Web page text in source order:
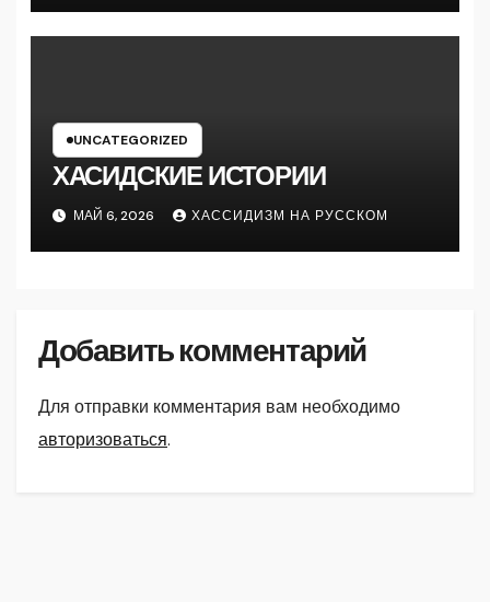
UNCATEGORIZED
ХАСИДСКИЕ ИСТОРИИ
МАЙ 6, 2026 ХАССИДИЗМ НА РУССКОМ
Добавить комментарий
Для отправки комментария вам необходимо
авторизоваться.